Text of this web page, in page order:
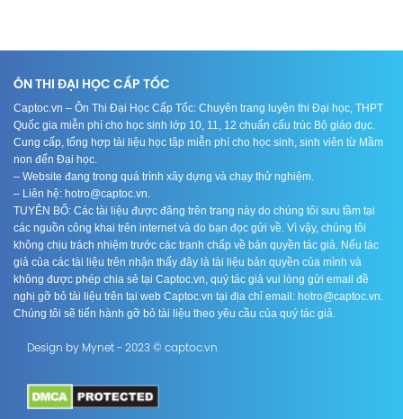
ÔN THI ĐẠI HỌC CẤP TỐC
Captoc.vn – Ôn Thi Đại Học Cấp Tốc: Chuyên trang luyện thi Đại học, THPT
Quốc gia miễn phí cho học sinh lớp 10, 11, 12 chuẩn cấu trúc Bộ giáo dục.
Cung cấp, tổng hợp tài liệu học tập miễn phí cho học sinh, sinh viên từ Mầm
non đến Đại học.
– Website đang trong quá trình xây dựng và chạy thử nghiệm.
– Liên hệ: hotro@captoc.vn.
TUYÊN BỐ: Các tài liệu được đăng trên trang này do chúng tôi sưu tầm tại
các nguồn công khai trên internet và do bạn đọc gửi về. Vì vậy, chúng tôi
không chịu trách nhiệm trước các tranh chấp về bản quyền tác giả. Nếu tác
giả của các tài liệu trên nhận thấy đây là tài liệu bản quyền của mình và
không được phép chia sẻ tại Captoc.vn, quý tác giả vui lòng gửi email đề
nghị gỡ bỏ tài liệu trên tại web Captoc.vn tại địa chỉ email: hotro@captoc.vn.
Chúng tôi sẽ tiến hành gỡ bỏ tài liệu theo yêu cầu của quý tác giả.
Design by Mynet - 2023 © captoc.vn